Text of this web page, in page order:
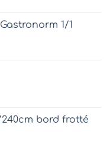
1/1
bord frotté